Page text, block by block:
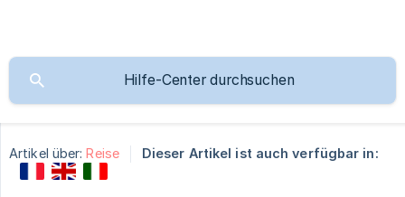
Artikel über: Reise Dieser Artikel ist auch verfügbar in: